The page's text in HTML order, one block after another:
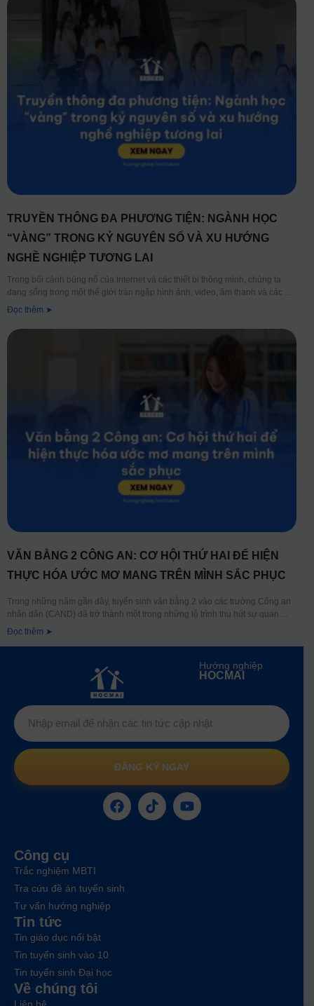
TRUYỀN THÔNG ĐA PHƯƠNG TIỆN: NGÀNH HỌC
“VÀNG” TRONG KỶ NGUYÊN SỐ VÀ XU HƯỚNG
NGHỀ NGHIỆP TƯƠNG LAI
Trong bối cảnh bùng nổ của Internet và các thiết bị thông minh, chúng ta
đang sống trong một thế giới tràn ngập hình ảnh, video, âm thanh và các
Đọc thêm ➤
VĂN BẰNG 2 CÔNG AN: CƠ HỘI THỨ HAI ĐỂ HIỆN
THỰC HÓA ƯỚC MƠ MANG TRÊN MÌNH SẮC PHỤC
Trong những năm gần đây, tuyển sinh văn bằng 2 vào các trường Công an
nhân dân (CAND) đã trở thành một trong những lộ trình thu hút sự quan
Đọc thêm ➤
Hướng nghiệp
HOCMAI
ĐĂNG KÝ NGAY
Công cụ
Trắc nghiệm MBTI
Tra cứu đề án tuyển sinh
Tư vấn hướng nghiệp
Tin tức
Tin giáo dục nổi bật
Tin tuyển sinh vào 10
Tin tuyển sinh Đại học
Về chúng tôi